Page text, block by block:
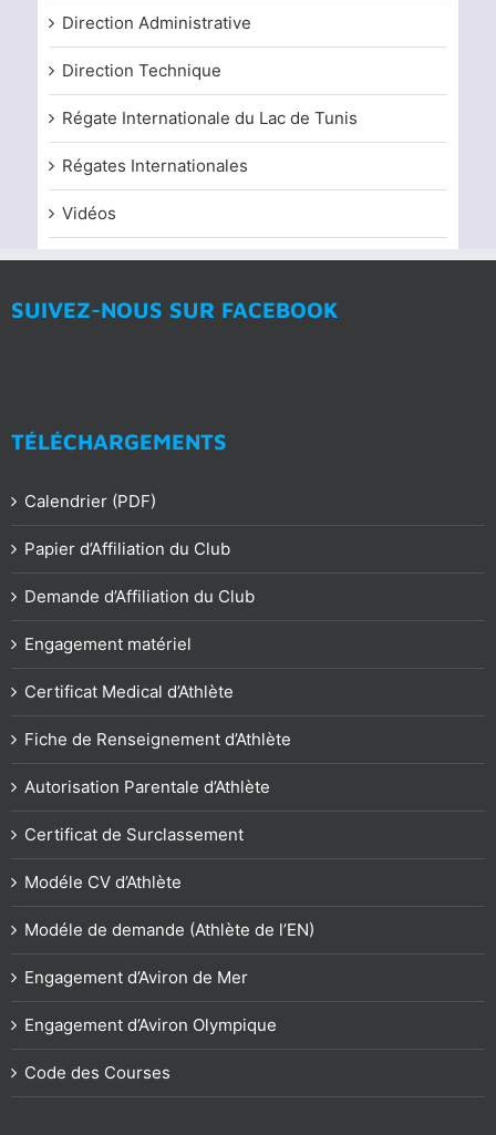
Direction Administrative
Direction Technique
Régate Internationale du Lac de Tunis
Régates Internationales
Vidéos
SUIVEZ-NOUS SUR FACEBOOK
TÉLÉCHARGEMENTS
Calendrier (PDF)
Papier d’Affiliation du Club
Demande d’Affiliation du Club
Engagement matériel
Certificat Medical d’Athlète
Fiche de Renseignement d’Athlète
Autorisation Parentale d’Athlète
Certificat de Surclassement
Modéle CV d’Athlète
Modéle de demande (Athlète de l’EN)
Engagement d’Aviron de Mer
Engagement d’Aviron Olympique
Code des Courses